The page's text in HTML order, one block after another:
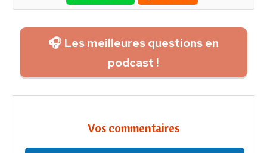
🎧 Les meilleures questions en
podcast !
Vos commentaires